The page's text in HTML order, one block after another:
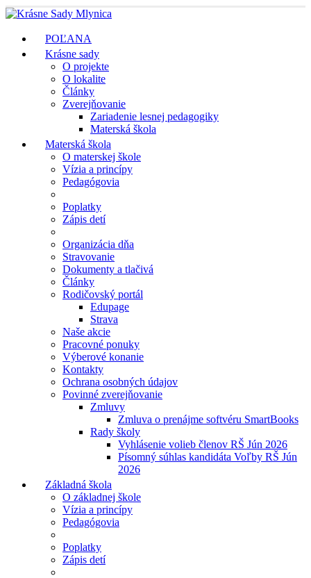
POĽANA
Krásne sady
O projekte
O lokalite
Články
Zverejňovanie
Zariadenie lesnej pedagogiky
Materská škola
Materská škola
O materskej škole
Vízia a princípy
Pedagógovia
Poplatky
Zápis detí
Organizácia dňa
Stravovanie
Dokumenty a tlačivá
Články
Rodičovský portál
Edupage
Strava
Naše akcie
Pracovné ponuky
Výberové konanie
Kontakty
Ochrana osobných údajov
Povinné zverejňovanie
Zmluvy
Zmluva o prenájme softvéru SmartBooks
Rady školy
Vyhlásenie volieb členov RŠ Jún 2026
Písomný súhlas kandidáta Voľby RŠ Jún
2026
Základná škola
O základnej škole
Vízia a princípy
Pedagógovia
Poplatky
Zápis detí